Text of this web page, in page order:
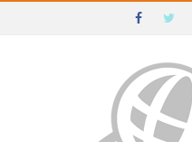
IGUAÍ E SUDOESTE DA